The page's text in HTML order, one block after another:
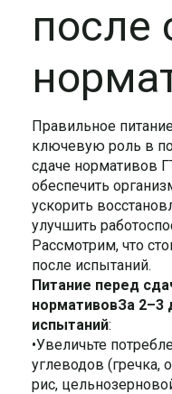
после
Правильное
ключевую роль в
сдаче нормативов
обеспечить
ускорить
улучшить
Рассмотрим, что
после испытаний.
Питание перед
нормативовЗа 2–3
испытаний:
•Увеличьте
углеводов (гречка,
рис,